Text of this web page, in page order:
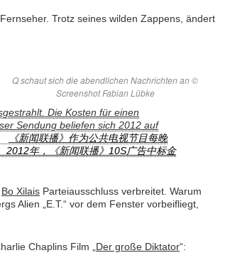
Trotz seines wilden Zappens, ändert
Q schaut sich die abendlichen Nachrichten an ©
Screenshot Fabian Lübke
Die Kosten für einen
Sendung beliefen sich 2012 auf
《新闻联播》作为公共电视节目每晚
2012年，《新闻联播》10S广告中标金
Bo Xilais Parteiausschluss verbreitet. Warum
Alien „E.T.“ vor dem Fenster vorbeifliegt,
Chaplins Film „Der große Diktator“: